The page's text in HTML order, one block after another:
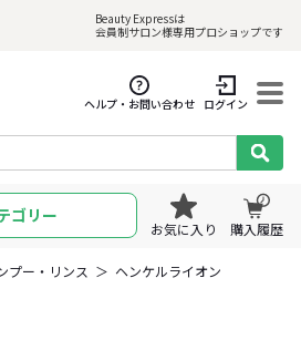
Beauty Expressは
会員制サロン様専用プロショップです
ヘルプ・お問い合わせ ログイン
ゴリー
お気に入り 購入履歴
プー・リンス ＞ ヘンケルライオン